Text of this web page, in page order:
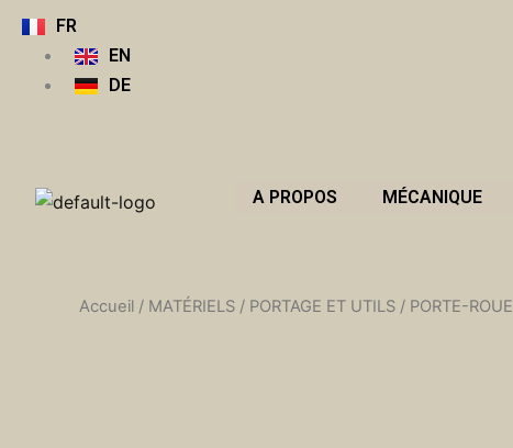
Aller
FR
EN
DE
A PROPOS MÉCANIQUE
Accueil / MATÉRIELS / PORTAGE ET UTILS / PORTE-ROUE